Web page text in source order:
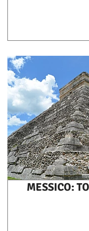
MESSICO: